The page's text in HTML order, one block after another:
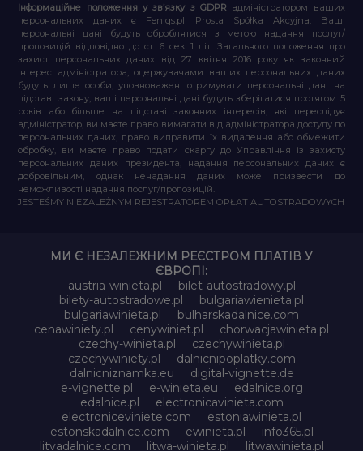
Інформаційне положення у зв’язку з GDPR адміністратором ваших
персональних даних є Feniqs.pl Prosta Spółka Akcyjna. Ваші
персональні дані будуть оброблятися з метою надання послуг/
пропозицій відповідно до ст. 6 сек. 1 літ. Загального положення про
захист персональних даних від 27 квітня 2016 року як законний
інтерес адміністратора, одержувачами ваших персональних даних
будуть лише особи, уповноважені отримувати персональні дані на
підставі закону, ваші персональні дані будуть зберігатися протягом 5
років або більше на підставі законних інтересів, які переслідує
адміністратор, ви маєте право вимагати від адміністратора доступу до
персональних даних, право виправити їх видалення або обмежити
обробку, ви маєте право подати скаргу до Управління із захисту
персональних даних президента, надання персональних даних є
добровільним, однак ненадання даних може призвести до
неможливості надання послуг/пропозицій.
JESTEŚMY NIEZALEŻNYM REJESTRATOREM OPŁAT AUTOSTRADOWYCH
МИ Є НЕЗАЛЕЖНИМ РЕЄСТРОМ ПЛАТІВ У
ЄВРОПІ:
austria-winieta.pl
bilet-autostradowy.pl
bilety-autostradowe.pl
bulgariawienieta.pl
bulgariawinieta.pl
bulharskadalnice.com
cenawiniety.pl
cenywiniet.pl
chorwacjawinieta.pl
czechy-winieta.pl
czechywinieta.pl
czechywiniety.pl
dalnicnipoplatky.com
dalnicniznamka.eu
digital-vignette.de
e-vignette.pl
e-winieta.eu
edalnice.org
edalnice.pl
electronicavinieta.com
electroniceviniete.com
estoniawinieta.pl
estonskadalnice.com
ewinieta.pl
info365.pl
litvadalnice.com
litwa-winieta.pl
litwawinieta.pl